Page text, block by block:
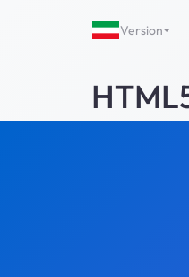
Version